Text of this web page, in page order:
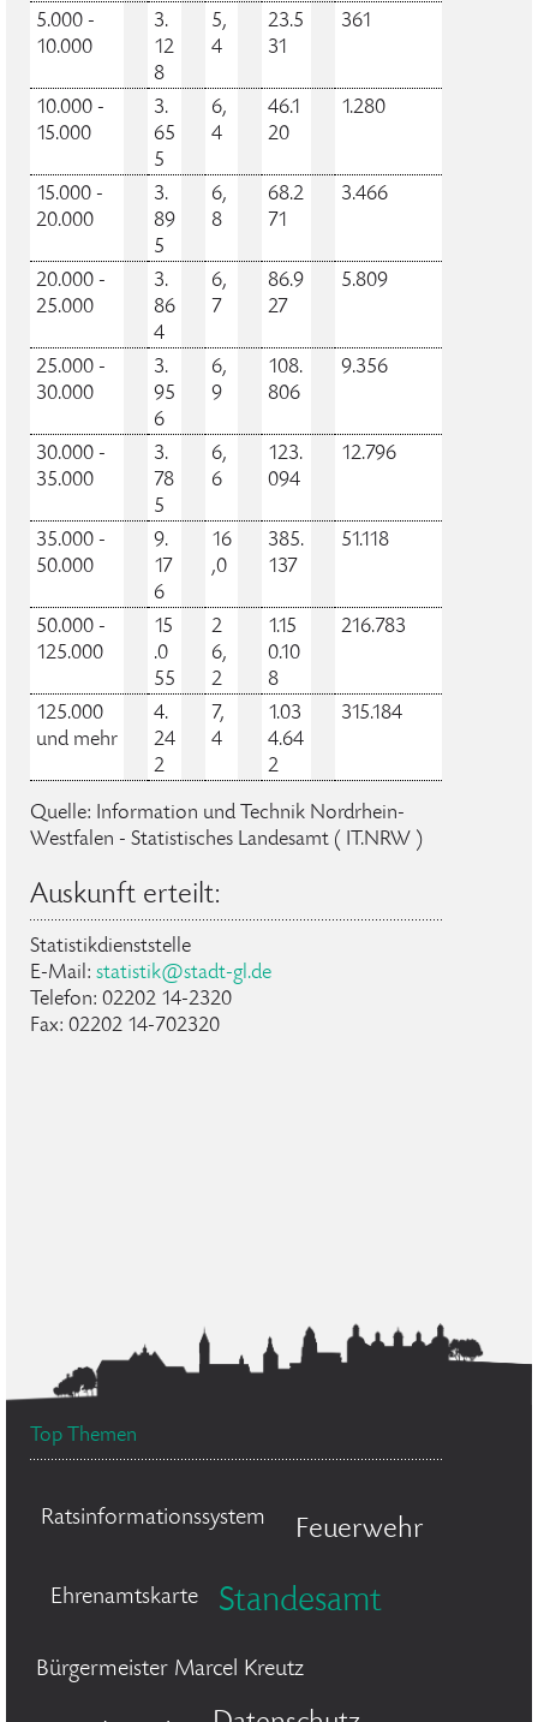
5.000 -
10.000
3.
12
8
5,
4
23.5
31
361
10.000 -
15.000
3.
65
5
6,
4
46.1
20
1.280
15.000 -
20.000
3.
89
5
6,
8
68.2
71
3.466
20.000 -
25.000
3.
86
4
6,
7
86.9
27
5.809
25.000 -
30.000
3.
95
6
6,
9
108.
806
9.356
30.000 -
35.000
3.
78
5
6,
6
123.
094
12.796
35.000 -
50.000
9.
17
6
16
,0
385.
137
51.118
50.000 -
125.000
15
.0
55
2
6,
2
1.15
0.10
8
216.783
125.000
und mehr
4.
24
2
7,
4
1.03
4.64
2
315.184
Quelle: Information und Technik Nordrhein-
Westfalen - Statistisches Landesamt ( IT.NRW )
Auskunft erteilt:
Statistikdienststelle
E-Mail: statistik@stadt-gl.de
Telefon: 02202 14-2320
Fax: 02202 14-702320
Top Themen
Ratsinformationssystem Feuerwehr
Ehrenamtskarte Standesamt
Bürgermeister Marcel Kreutz